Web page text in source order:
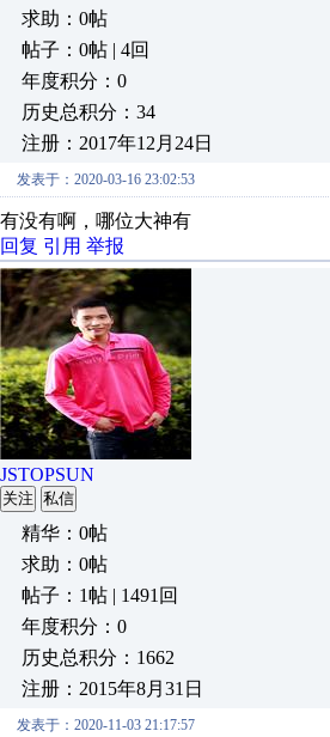
求助：0帖
帖子：0帖 | 4回
年度积分：0
历史总积分：34
注册：2017年12月24日
发表于：2020-03-16 23:02:53
有没有啊，哪位大神有
回复 引用 举报
JSTOPSUN
关注 私信
精华：0帖
求助：0帖
帖子：1帖 | 1491回
年度积分：0
历史总积分：1662
注册：2015年8月31日
发表于：2020-11-03 21:17:57